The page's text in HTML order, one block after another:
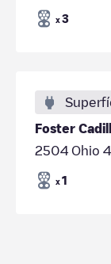
x 3
Foster
2504 Ohio
x 1